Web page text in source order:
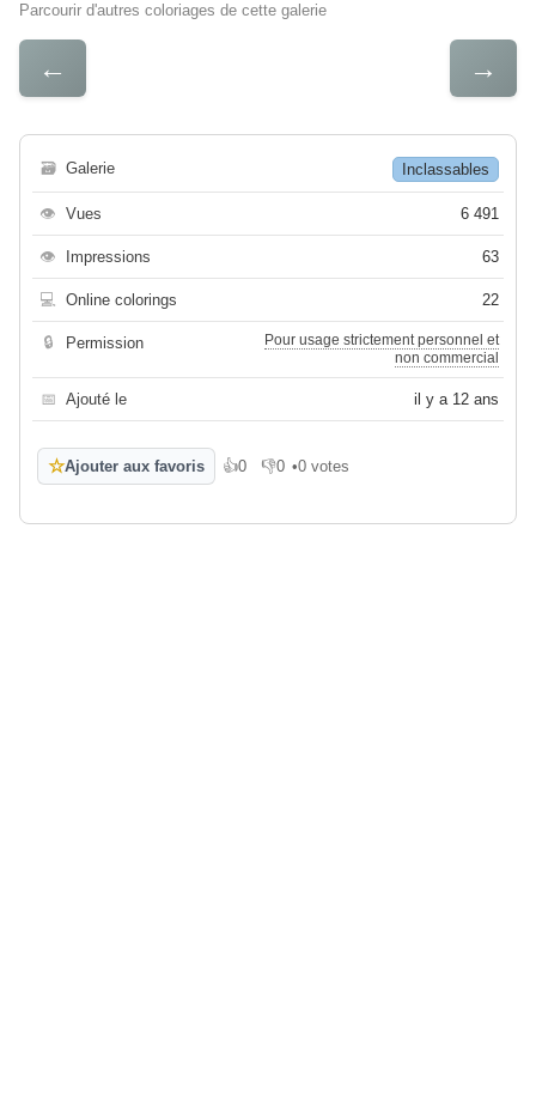
Parcourir d'autres coloriages de cette galerie
← →
🗃 Galerie Inclassables
👁 Vues 6 491
👁 Impressions 63
💻 Online colorings 22
🔒 Permission
Pour usage strictement personnel et
non commercial
📅 Ajouté le il y a 12 ans
☆Ajouter aux favoris 👍0
J'aime 👎0
Je n'aime pas
•0 votes